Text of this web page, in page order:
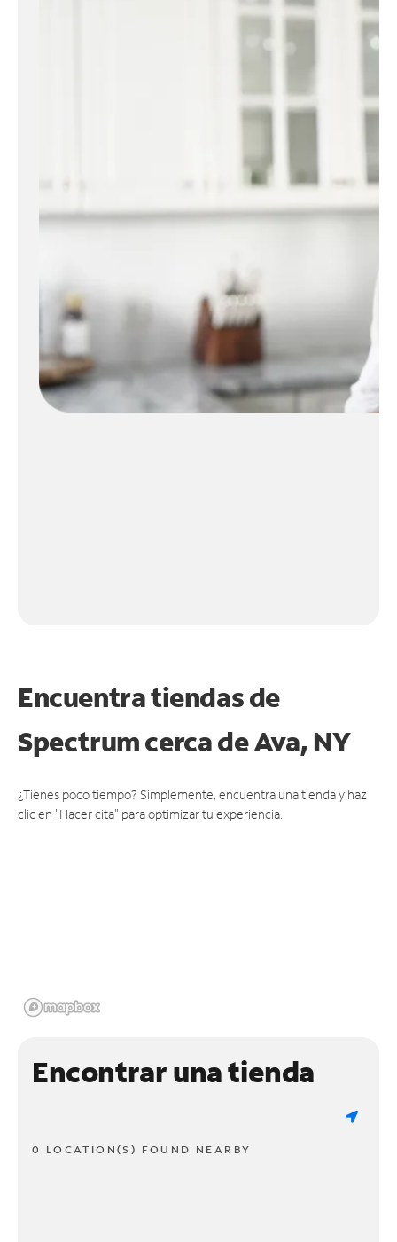
Encuentra tiendas de
Spectrum cerca deAva, NY
¿Tienes poco tiempo? Simplemente, encuentra una tienda y haz
clic en "Hacer cita" para optimizar tu experiencia.
Encontrar una tienda
0 LOCATION(S) FOUND NEARBY